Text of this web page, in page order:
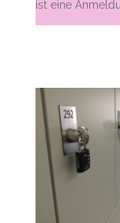
ist eine